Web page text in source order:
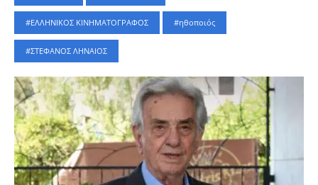
ΕΛΛΗΝΙΚΟΣ ΚΙΝΗΜΑΤΟΓΡΑΦΟΣ ηθοποιός
ΣΤΕΦΑΝΟΣ ΛΗΝΑΙΟΣ